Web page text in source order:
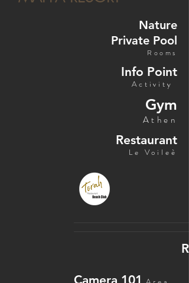
Nature
Private Pool
Rooms
Info Point
Activity
Gym
Athen
Restaurant
Le Voileè
Camera 101